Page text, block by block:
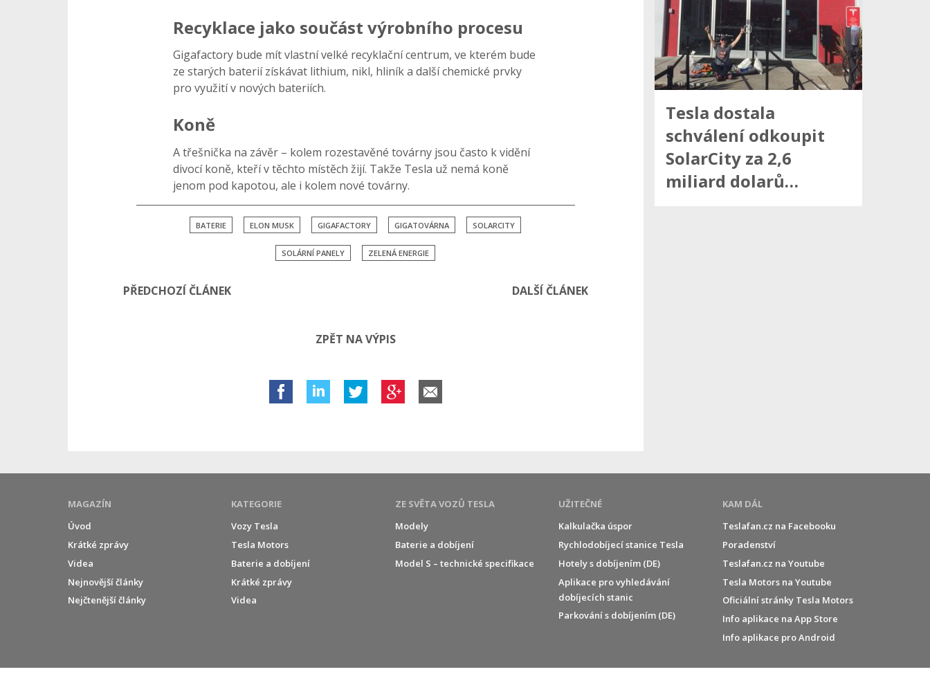
Recyklace jako součást výrobního procesu
Gigafactory bude mít vlastní velké recyklační centrum, ve kterém bude
ze starých baterií získávat lithium, nikl, hliník a další chemické prvky
pro využití v nových bateriích.
Koně
A třešnička na závěr – kolem rozestavěné továrny jsou často k vidění
divocí koně, kteří v těchto místěch žijí. Takže Tesla už nemá koně
jenom pod kapotou, ale i kolem nové továrny.
BATERIE ELON MUSK GIGAFACTORY GIGATOVÁRNA SOLARCITY
SOLÁRNÍ PANELY ZELENÁ ENERGIE
PŘEDCHOZÍ ČLÁNEK DALŠÍ ČLÁNEK
ZPĚT NA VÝPIS
Tesla dostala
schválení odkoupit
SolarCity za 2,6
miliard dolarů…
MAGAZÍN
Úvod
Krátké zprávy
Videa
Nejnovější články
Nejčtenější články
KATEGORIE
Vozy Tesla
Tesla Motors
Baterie a dobíjení
Krátké zprávy
Videa
ZE SVĚTA VOZŮ TESLA
Modely
Baterie a dobíjení
Model S – technické specifikace
UŽITEČNÉ
Kalkulačka úspor
Rychlodobíjecí stanice Tesla
Hotely s dobíjením (DE)
Aplikace pro vyhledávání
dobíjecích stanic
Parkování s dobíjením (DE)
KAM DÁL
Teslafan.cz na Facebooku
Poradenství
Teslafan.cz na Youtube
Tesla Motors na Youtube
Oficiální stránky Tesla Motors
Info aplikace na App Store
Info aplikace pro Android